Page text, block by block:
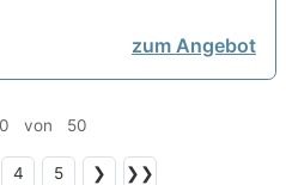
zum Angebot
von 50
4 5 ❯ ❯❯